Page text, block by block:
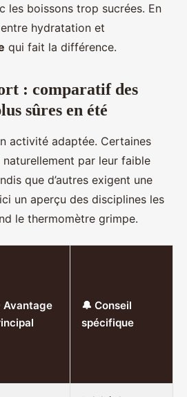
les boissons trop sucrées. En
entre hydratation et
qui fait la différence.
: comparatif des
sûres en été
activité adaptée. Certaines
naturellement par leur faible
que d’autres exigent une
un aperçu des disciplines les
le thermomètre grimpe.
Avantage
🔔 Conseil
spécifique